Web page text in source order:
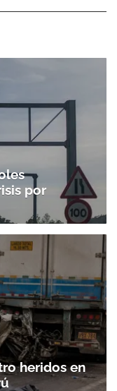
por
heridos en